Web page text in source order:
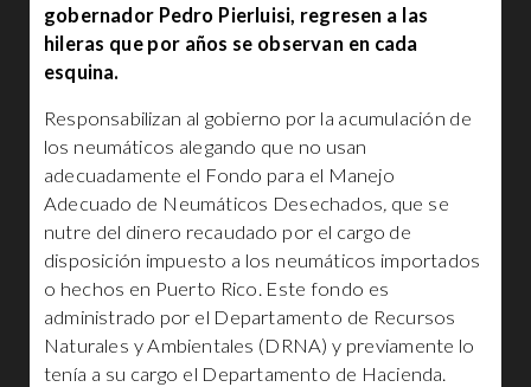
gobernador Pedro Pierluisi, regresen a las
hileras que por años se observan en cada
esquina.
Responsabilizan al gobierno por la acumulación de
los neumáticos alegando que no usan
adecuadamente el Fondo para el Manejo
Adecuado de Neumáticos Desechados, que se
nutre del dinero recaudado por el cargo de
disposición impuesto a los neumáticos importados
o hechos en Puerto Rico. Este fondo es
administrado por el Departamento de Recursos
Naturales y Ambientales (DRNA) y previamente lo
tenía a su cargo el Departamento de Hacienda.